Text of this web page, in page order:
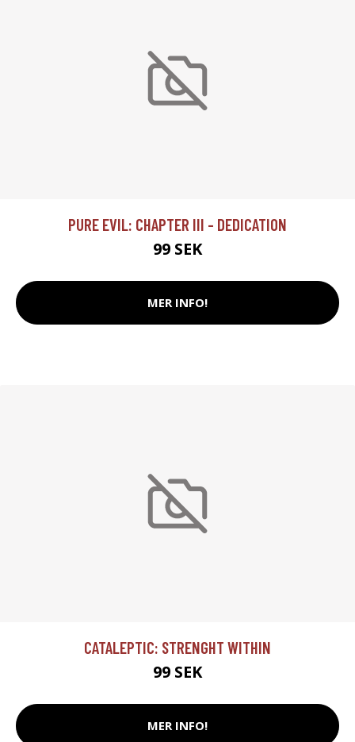
PURE EVIL: CHAPTER III - DEDICATION
99 SEK
MER INFO!
CATALEPTIC: STRENGHT WITHIN
99 SEK
MER INFO!